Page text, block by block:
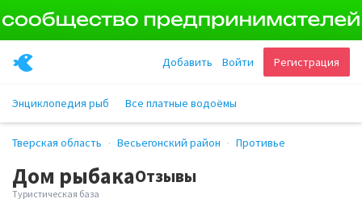
Регистрация
Войти
Добавить
Энциклопедия рыб Все платные водоёмы
Тверская область Весьегонский район Противье
Дом рыбакаОтзывы
Туристическая база